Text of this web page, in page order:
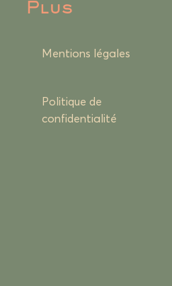
Plus
Mentions légales
Politique de
confidentialité